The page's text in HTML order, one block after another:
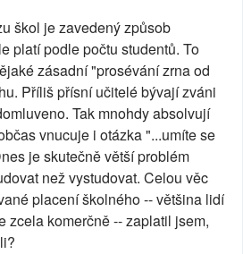
škol je zavedený způsob
platí podle počtu studentů. To
zásadní "prosévání zrna od
Příliš přísní učitelé bývají zváni
Tak mnohdy absolvují
vnucuje i otázka "...umíte se
je skutečně větší problém
než vystudovat. Celou věc
placení školného -- většina lidí
zcela komerčně -- zaplatil jsem,